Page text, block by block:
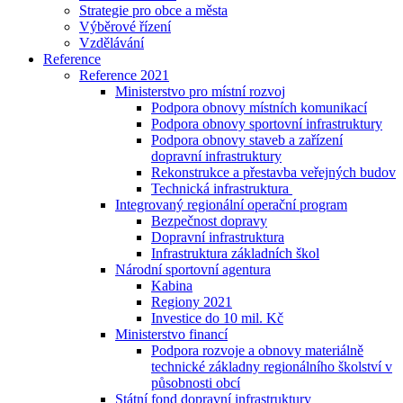
Strategie pro obce a města
Výběrové řízení
Vzdělávání
Reference
Reference 2021
Ministerstvo pro místní rozvoj
Podpora obnovy místních komunikací
Podpora obnovy sportovní infrastruktury
Podpora obnovy staveb a zařízení
dopravní infrastruktury
Rekonstrukce a přestavba veřejných budov
Technická infrastruktura
Integrovaný regionální operační program
Bezpečnost dopravy
Dopravní infrastruktura
Infrastruktura základních škol
Národní sportovní agentura
Kabina
Regiony 2021
Investice do 10 mil. Kč
Ministerstvo financí
Podpora rozvoje a obnovy materiálně
technické základny regionálního školství v
působnosti obcí
Státní fond dopravní infrastruktury